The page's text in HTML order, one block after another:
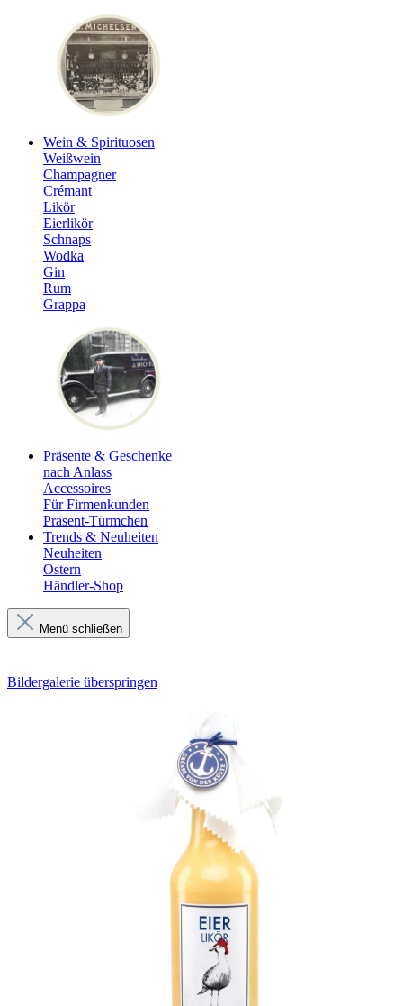
Wein & Spirituosen
Weißwein
Champagner
Crémant
Likör
Eierlikör
Schnaps
Wodka
Gin
Rum
Grappa
Präsente & Geschenke
nach Anlass
Accessoires
Für Firmenkunden
Präsent-Türmchen
Trends & Neuheiten
Neuheiten
Ostern
Händler-Shop
Menü schließen
Bildergalerie überspringen